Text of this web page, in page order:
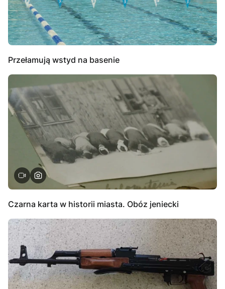
Przełamują wstyd na basenie
Czarna karta w historii miasta. Obóz jeniecki